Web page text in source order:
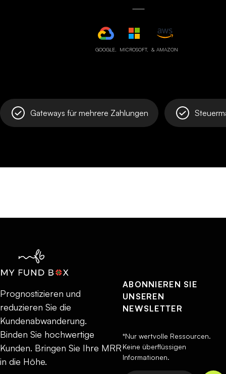
GOOGLE, MICROSOFT, & AMAZON
Gateways für mehrere Zahlungen
Prognostizieren und
reduzieren Sie die
Kundenabwanderung.
Binden Sie hochwertige
Kunden. Bringen Sie Ihre MRR
in die Höhe.
ABONNIEREN SIE
UNSEREN
NEWSLETTER
*Nur wertvolle Ressourcen.
Keine überflüssigen
Informationen.